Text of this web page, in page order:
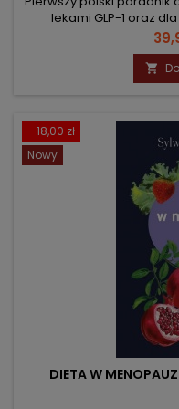
lekami GLP-1 oraz

- 18,00 zł
Nowy
DIETA W